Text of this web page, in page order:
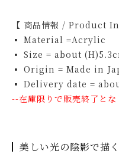
【 商品情報 / Product
▪ Material =Acrylic
▪ Size = about
▪ Origin = Made in
▪ Delivery date =
--在庫限りで販売終了と
美しい光の陰影で描